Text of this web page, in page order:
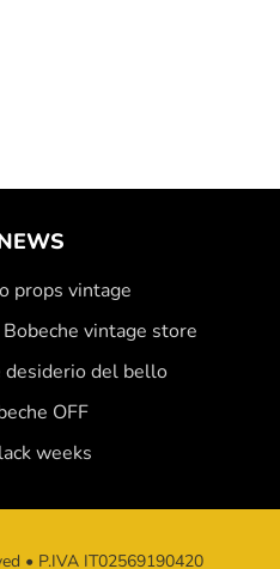
props vintage
vintage store
desiderio del bello
OFF
weeks
• P.IVA IT02569190420